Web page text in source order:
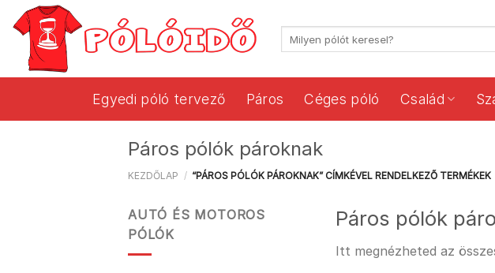
Skip
content
Egyedi póló tervező Páros Céges póló Család
Páros pólók pároknak
KEZDŐLAP / “PÁROS PÓLÓK PÁROKNAK” CÍMKÉVEL RENDELKEZŐ TERMÉKEK
AUTÓ ÉS MOTOROS
PÓLÓK
Páros pólók
Itt megnézheted az